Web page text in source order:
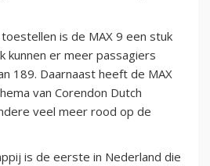
is de MAX 9 een stuk
kunnen er meer passagiers
189. Daarnaast heeft de MAX
van Corendon Dutch
veel meer rood op de
is de eerste in Nederland die